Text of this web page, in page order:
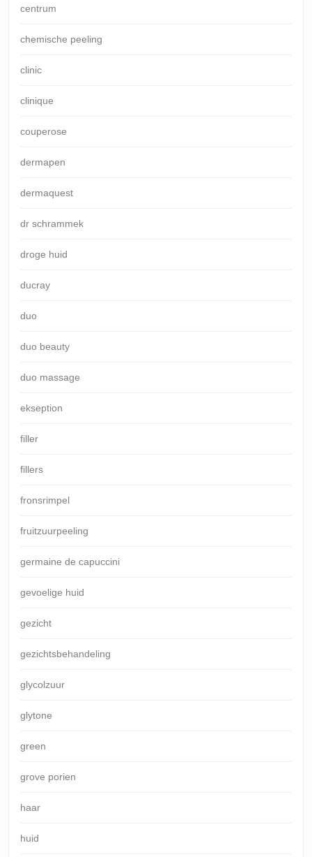
centrum
chemische peeling
clinic
clinique
couperose
dermapen
dermaquest
dr schrammek
droge huid
ducray
duo
duo beauty
duo massage
ekseption
filler
fillers
fronsrimpel
fruitzuurpeeling
germaine de capuccini
gevoelige huid
gezicht
gezichtsbehandeling
glycolzuur
glytone
green
grove porien
haar
huid